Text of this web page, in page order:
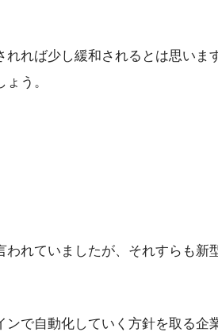
れば少し緩和されるとは思いま
う。
れていましたが、それすらも新
で自動化していく方針を取る企